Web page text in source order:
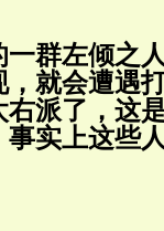
群左倾之
就会遭遇
派了，这
实上这些